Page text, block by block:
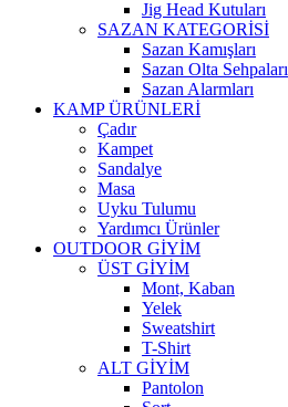
Jig Head Kutuları
SAZAN KATEGORİSİ
Sazan Kamışları
Sazan Olta Sehpaları
Sazan Alarmları
KAMP ÜRÜNLERİ
Çadır
Kampet
Sandalye
Masa
Uyku Tulumu
Yardımcı Ürünler
OUTDOOR GİYİM
ÜST GİYİM
Mont, Kaban
Yelek
Sweatshirt
T-Shirt
ALT GİYİM
Pantolon